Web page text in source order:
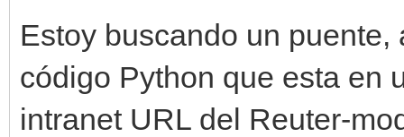
Estoy buscando un
código Python que esta en
intranet URL del Reuter-